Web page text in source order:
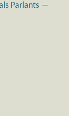
Parlants ―